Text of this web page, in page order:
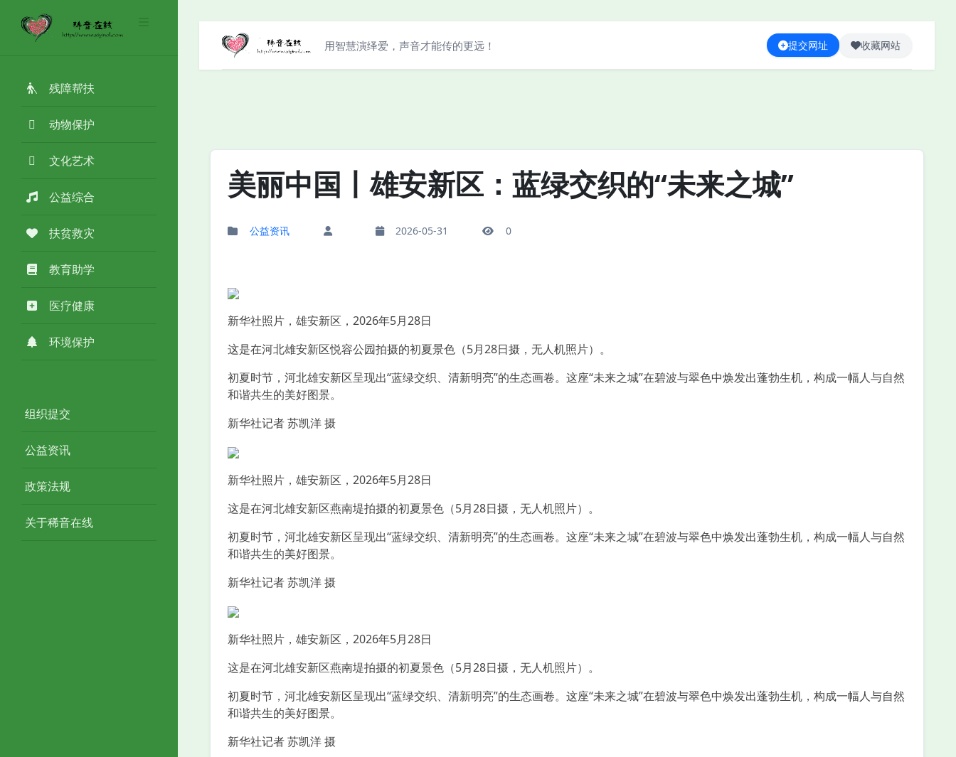
残障帮扶
动物保护
文化艺术
公益综合
扶贫救灾
教育助学
医疗健康
环境保护
组织提交
公益资讯
政策法规
关于稀音在线
用智慧演绎爱，声音才能传的更远！ 提交网址 收藏网站
美丽中国丨雄安新区：蓝绿交织的“未来之城”
公益资讯 2026-05-31 0
新华社照片，雄安新区，2026年5月28日
这是在河北雄安新区悦容公园拍摄的初夏景色（5月28日摄，无人机照片）。
初夏时节，河北雄安新区呈现出“蓝绿交织、清新明亮”的生态画卷。这座“未来之城”在碧波与翠色中焕发出蓬勃生机，构成一幅人与自然
和谐共生的美好图景。
新华社记者 苏凯洋 摄
新华社照片，雄安新区，2026年5月28日
这是在河北雄安新区燕南堤拍摄的初夏景色（5月28日摄，无人机照片）。
初夏时节，河北雄安新区呈现出“蓝绿交织、清新明亮”的生态画卷。这座“未来之城”在碧波与翠色中焕发出蓬勃生机，构成一幅人与自然
和谐共生的美好图景。
新华社记者 苏凯洋 摄
新华社照片，雄安新区，2026年5月28日
这是在河北雄安新区燕南堤拍摄的初夏景色（5月28日摄，无人机照片）。
初夏时节，河北雄安新区呈现出“蓝绿交织、清新明亮”的生态画卷。这座“未来之城”在碧波与翠色中焕发出蓬勃生机，构成一幅人与自然
和谐共生的美好图景。
新华社记者 苏凯洋 摄